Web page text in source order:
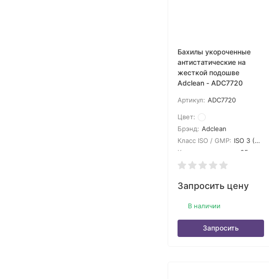
Бахилы укороченные
антистатические на
жесткой подошве
Adclean - ADC7720
Артикул: ADC7720
Цвет:
Брэнд: Adclean
Класс ISO / GMP: ISO 3 (GMP A)
Кол-во в упаковке:
25
Запросить цену
В наличии
Запросить